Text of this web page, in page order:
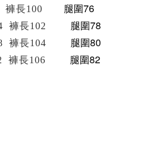
褲長100 腿圍76
褲長102 腿圍78
褲長104 腿圍80
褲長106 腿圍82